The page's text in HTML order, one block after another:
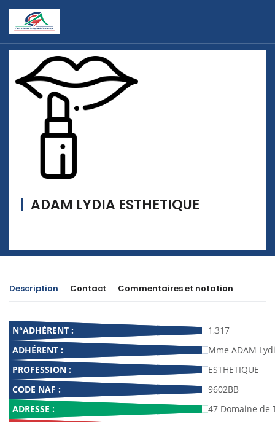
ADAM LYDIA ESTHETIQUE
Description Contact Commentaires et notation
N°ADHÉRENT :
1,317
ADHÉRENT :
Mme ADAM
PROFESSION :
ESTHETIQUE
CODE NAF :
9602BB
ADRESSE :
47 Domaine de